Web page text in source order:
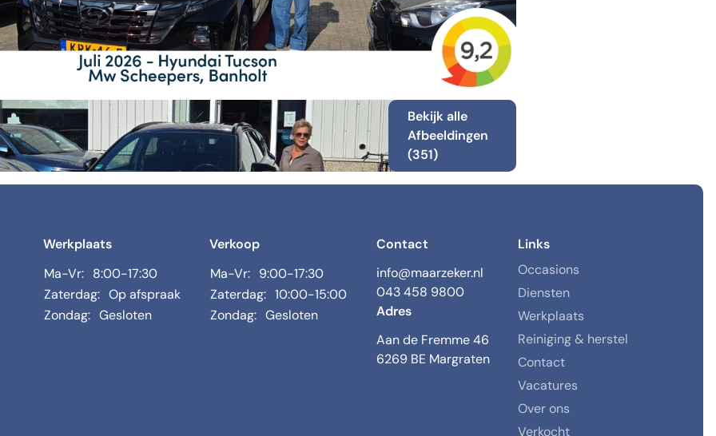
Bekijk alle
Afbeeldingen
(351)
Werkplaats
Ma-Vr: 8:00-17:30
Zaterdag: Op afspraak
Zondag: Gesloten
Verkoop
Ma-Vr: 9:00-17:30
Zaterdag: 10:00-15:00
Zondag: Gesloten
Contact
info@maarzeker.nl
043 458 9800
Adres
Aan de Fremme 46
6269 BE Margraten
Links
Occasions
Diensten
Werkplaats
Reiniging & herstel
Contact
Vacatures
Over ons
Verkocht